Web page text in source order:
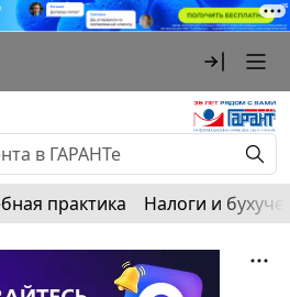
практика Налоги и